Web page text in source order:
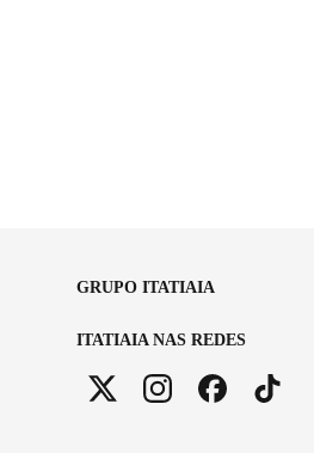
GRUPO ITATIAIA
ITATIAIA NAS REDES